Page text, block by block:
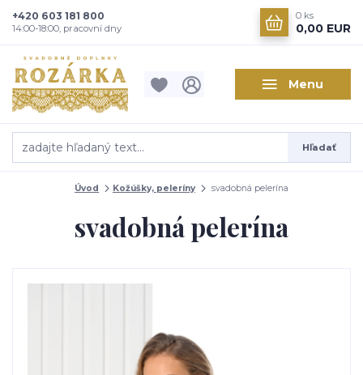
Menu
Hľadať
+420 603 181 800
14:00-18:00, pracovní dny
0 ks
0,00 EUR
Úvod Kožúšky, peleríny svadobná pelerína
svadobná pelerína